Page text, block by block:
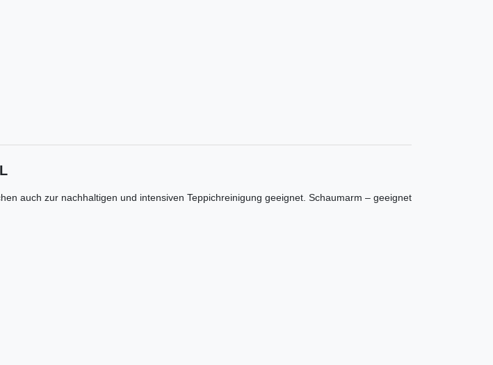
auch zur nachhaltigen und intensiven Teppichreinigung geeignet. Schaumarm – geeignet